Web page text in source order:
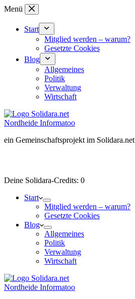
Zum
springen
Menü
Start
Mitglied werden – warum?
Gesetzte Cookies
Blog
Allgemeines
Politik
Verwaltung
Wirtschaft
Nordheide Informatoo
ein Gemeinschaftsprojekt im Solidara.net
Deine Solidara-Credits: 0
Start
Mitglied werden – warum?
Gesetzte Cookies
Blog
Allgemeines
Politik
Verwaltung
Wirtschaft
Nordheide Informatoo